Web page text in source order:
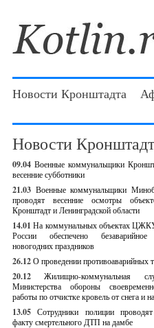
Новости Кронштадта
Новости
09.04 Военные коммунальщики
весенние субботники
21.03 Военные коммунальщики
проводят весенние осмотры
Кронштадт и Ленинградской области
14.01 На коммунальных объектах
России обеспечено безаварийное
новогодних праздников
26.12О проведении противоаварийных
20.12
Жилищно-
Министерства обороны
работы по отчистке кровель от снега и
13.05 Сотрудники полиции
факту смертельного ДТП на дамбе